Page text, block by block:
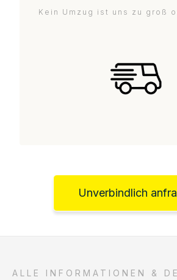
Kein Umzug ist uns zu groß
Unverbindlich
ALLE INFORMATIONEN &